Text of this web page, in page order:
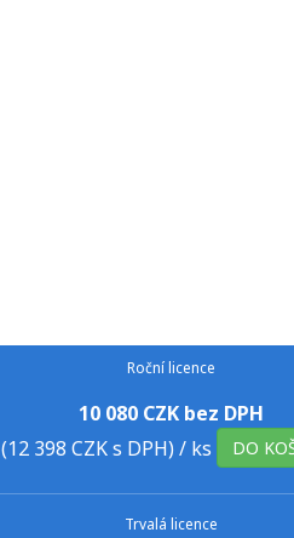
Roční licence
10 080 CZK bez DPH
(12 398 CZK s DPH) / ks DO
Trvalá licence